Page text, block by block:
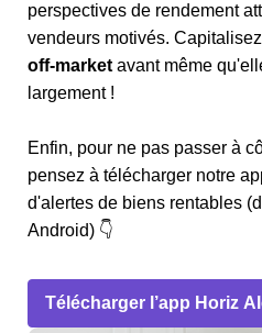
perspectives de rendement
vendeurs motivés.
off-market avant même
largement !
Enfin, pour ne pas passer à
pensez à télécharger notre
d'alertes de biens rentables
Android) 👇
Télécharger l’app Horiz